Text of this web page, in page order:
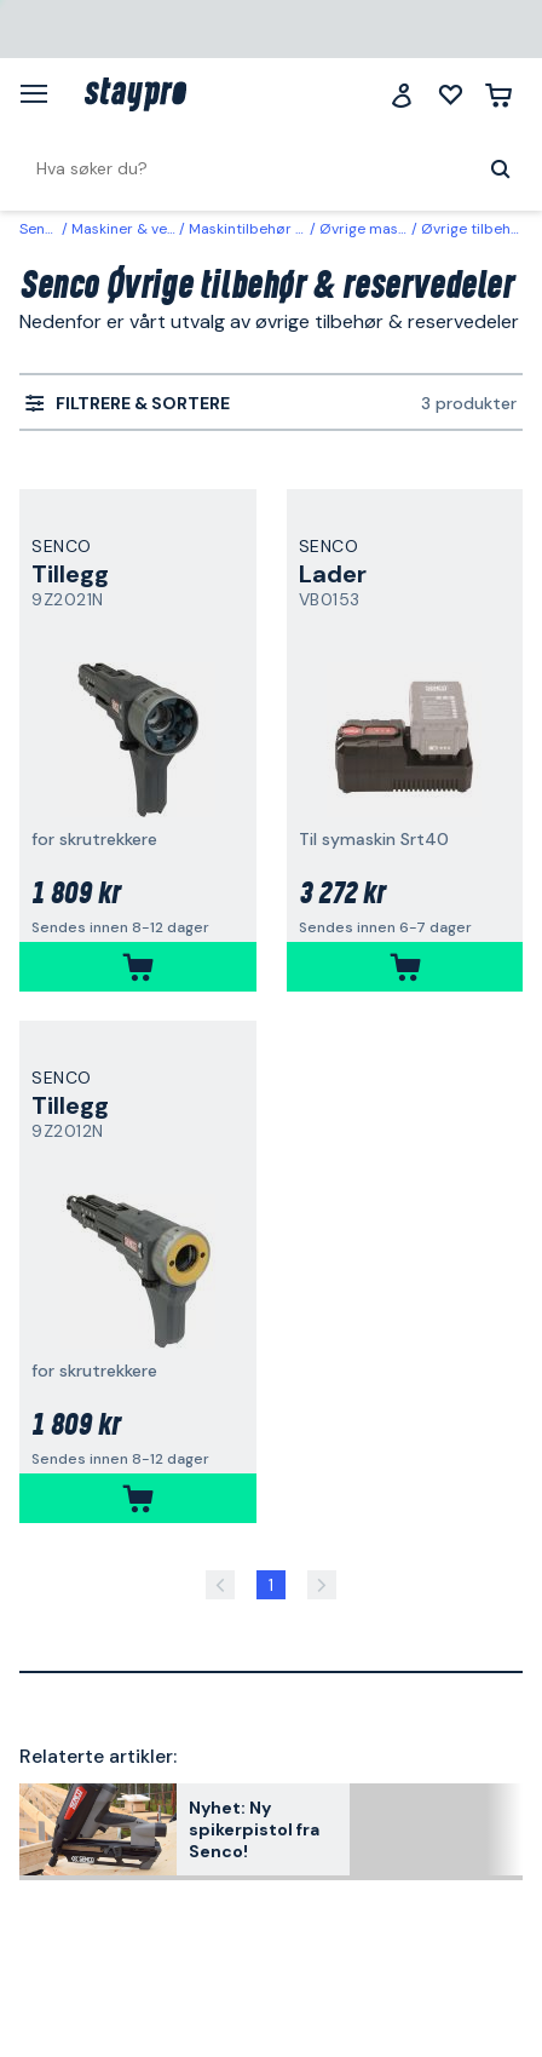
Senco Maskiner & verktøy Maskintilbehør & forbruk Øvrige maskintilbehør Øvrige tilbehør & reservedeler
Senco Øvrige tilbehør & reservedeler
Nedenfor er vårt utvalg av øvrige tilbehør & reservedeler
FILTRERE & SORTERE 3 produkter
SENCO
Tillegg
9Z2021N
for skrutrekkere
1 809 kr
Sendes innen 8-12 dager
SENCO
Lader
VB0153
Til symaskin Srt40
3 272 kr
Sendes innen 6-7 dager
SENCO
Tillegg
9Z2012N
for skrutrekkere
1 809 kr
Sendes innen 8-12 dager
1
Relaterte artikler:
Nyhet: Ny
spikerpistol fra
Senco!